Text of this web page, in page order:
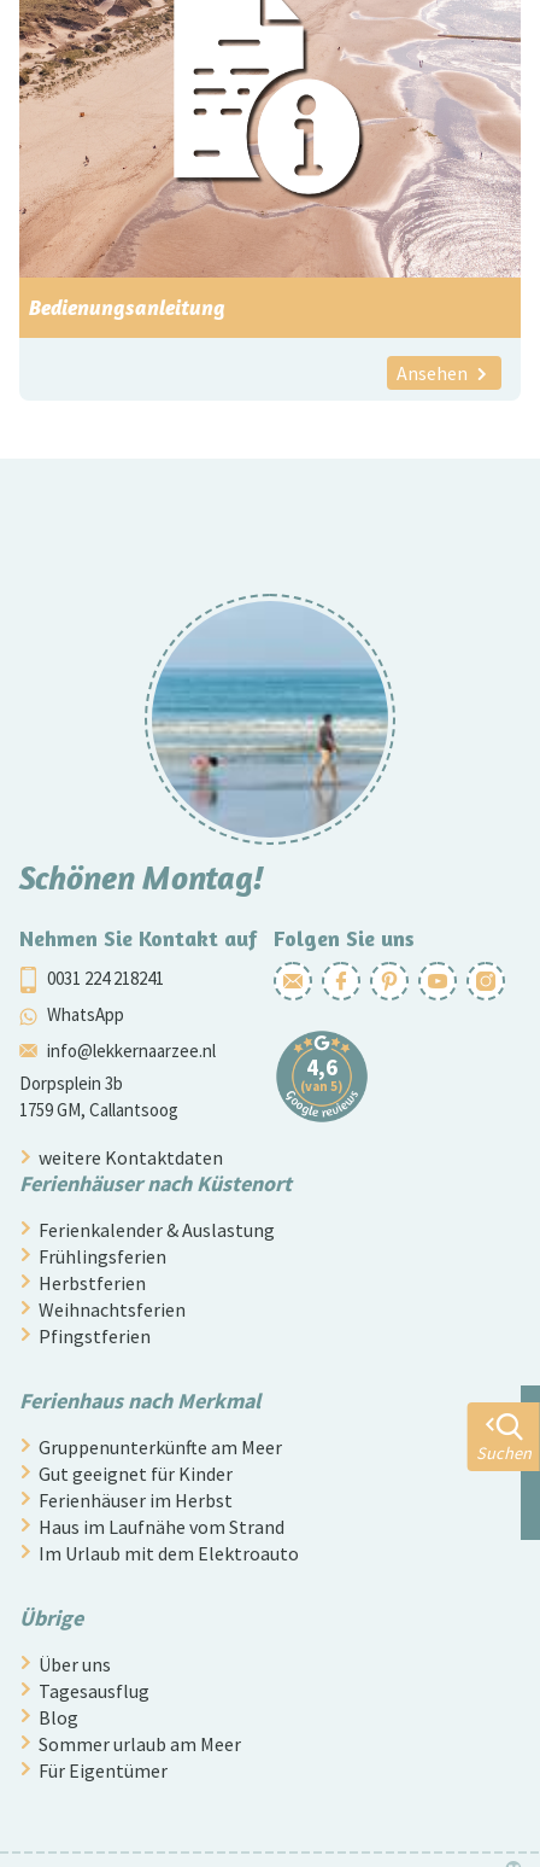
Bedienungsanleitung
Ansehen
Schönen Montag!
Nehmen Sie Kontakt auf
0031 224 218241
WhatsApp
info@lekkernaarzee.nl
Dorpsplein 3b
1759 GM, Callantsoog
Folgen Sie uns
weitere Kontaktdaten
Ferienhäuser nach Küstenort
Ferienkalender & Auslastung
Frühlingsferien
Herbstferien
Weihnachtsferien
Pfingstferien
Ferienhaus nach Merkmal
Gruppenunterkünfte am Meer
Gut geeignet für Kinder
Ferienhäuser im Herbst
Haus im Laufnähe vom Strand
Im Urlaub mit dem Elektroauto
Übrige
Über uns
Tagesausflug
Blog
Sommer urlaub am Meer
Für Eigentümer
Suchen